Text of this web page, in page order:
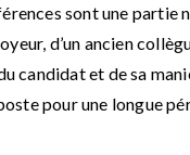
sont une partie
d’un ancien
candidat et de sa
pour une longue